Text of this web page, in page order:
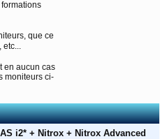
que ce
en aucun cas
moniteurs ci-
i2* + Nitrox + Nitrox Advanced